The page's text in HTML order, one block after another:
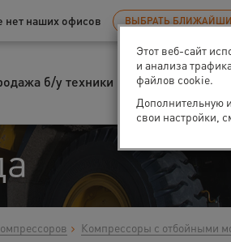
Новгород
нет наших офисов ВЫБРАТЬ
б/у техники Запчасти
Компрессоры с отбойными
Этот веб-сайт
и анализа
файлов cookie.
Дополнительную
свои настройки,